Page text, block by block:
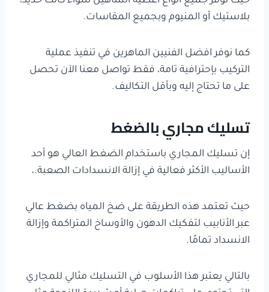
بلاستيك أو المنيوم وبجميع المقاسات.
كما نوفر افضل الفنيين الماهرين في تنفيذ عملية
التركيب بإحترافية تامة، فقط تواصل معنا الآن تحصل
على ما تحتاج إليه وبأقل التكاليف.
تسليك مجاري بالضغط
إن تسليك المجاري باستخدام الضغط العالي هو أحد
الأساليب الأكثر فعالية في إزالة الانسدادات الصعبة.،
حيث تعتمد هذه الطريقة على ضخ المياه بضغط عالي
عبر الأنابيب لتفكيك الدهون والأوساخ المتراكمة وإزالة
الانسداد تمامًا.
بالتالي يعتبر هذا الأسلوب في التسليك مثالي للمجاري